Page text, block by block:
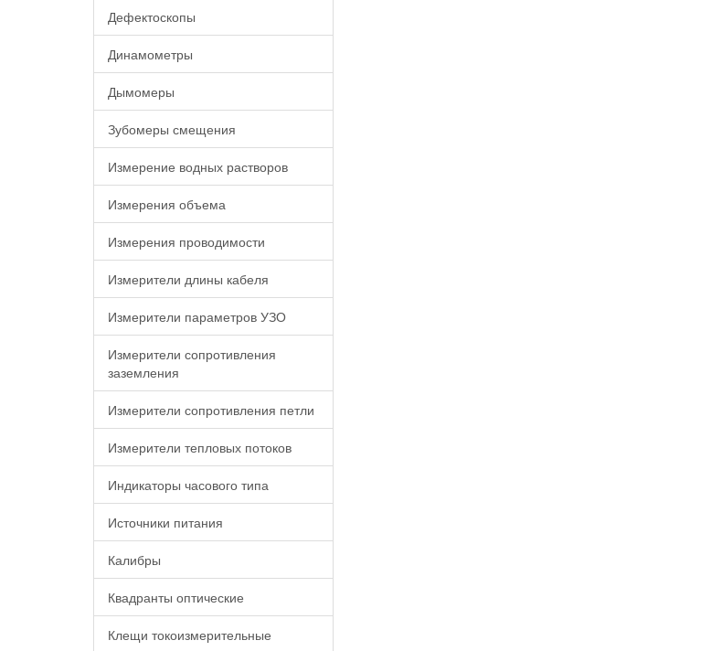
Дефектоскопы
Динамометры
Дымомеры
Зубомеры смещения
Измерение водных растворов
Измерения объема
Измерения проводимости
Измерители длины кабеля
Измерители параметров УЗО
Измерители сопротивления
заземления
Измерители сопротивления петли
Измерители тепловых потоков
Индикаторы часового типа
Источники питания
Калибры
Квадранты оптические
Клещи токоизмерительные